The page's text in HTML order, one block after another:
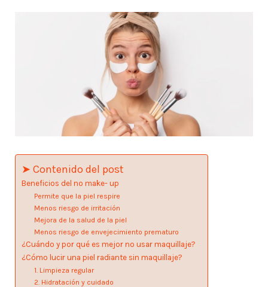
➤ Contenido del post
Beneficios del no make- up
Permite que la piel respire
Menos riesgo de irritación
Mejora de la salud de la piel
Menos riesgo de envejecimiento prematuro
¿Cuándo y por qué es mejor no usar maquillaje?
¿Cómo lucir una piel radiante sin maquillaje?
1. Limpieza regular
2. Hidratación y cuidado